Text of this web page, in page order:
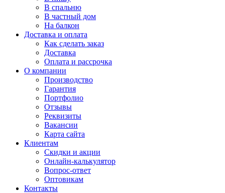
В спальню
В частный дом
На балкон
Доставка и оплата
Как сделать заказ
Доставка
Оплата и рассрочка
О компании
Производство
Гарантия
Портфолио
Отзывы
Реквизиты
Вакансии
Карта сайта
Клиентам
Скидки и акции
Онлайн-калькулятор
Вопрос-ответ
Оптовикам
Контакты